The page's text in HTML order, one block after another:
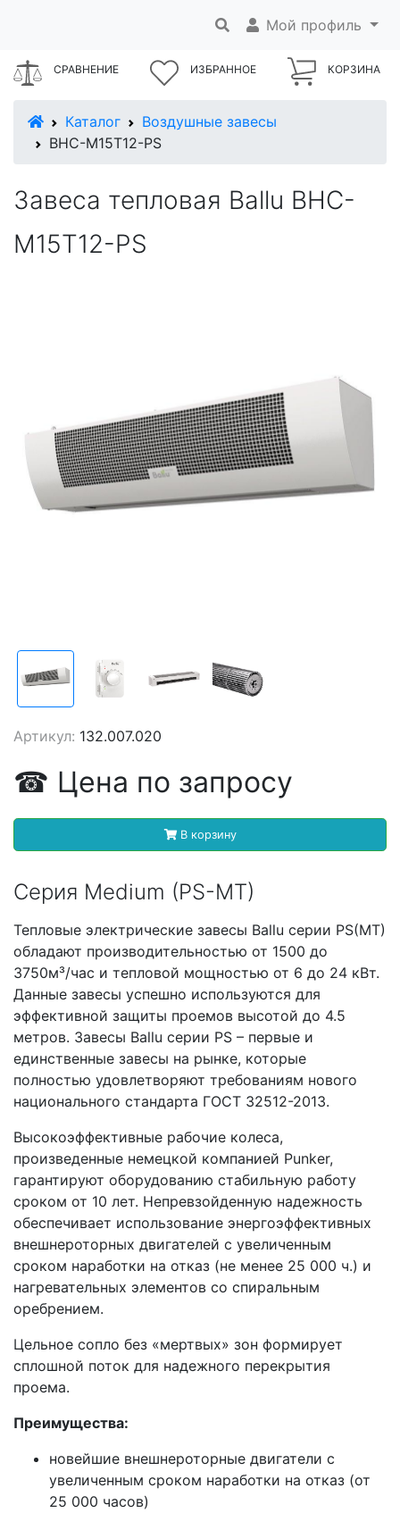
Мой профиль
СРАВНЕНИЕ ИЗБРАННОЕ КОРЗИНА
В начало
Каталог
Воздушные завесы
BHC-M15T12-PS
Завеса тепловая Ballu BHC-
M15T12-PS
Артикул: 132.007.020
☎ Цена по запросу
В корзину
Серия Medium (PS-MT)
Тепловые электрические завесы Ballu серии PS(MT)
обладают производительностью от 1500 до
3750м³/час и тепловой мощностью от 6 до 24 кВт.
Данные завесы успешно используются для
эффективной защиты проемов высотой до 4.5
метров. Завесы Ballu серии PS – первые и
единственные завесы на рынке, которые
полностью удовлетворяют требованиям нового
национального стандарта ГОСТ 32512-2013.
Высокоэффективные рабочие колеса,
произведенные немецкой компанией Punker,
гарантируют оборудованию стабильную работу
сроком от 10 лет. Непревзойденную надежность
обеспечивает использование энергоэффективных
внешнероторных двигателей с увеличенным
сроком наработки на отказ (не менее 25 000 ч.) и
нагревательных элементов со спиральным
оребрением.
Цельное сопло без «мертвых» зон формирует
сплошной поток для надежного перекрытия
проема.
Преимущества:
новейшие внешнероторные двигатели с
увеличенным сроком наработки на отказ (от
25 000 часов)